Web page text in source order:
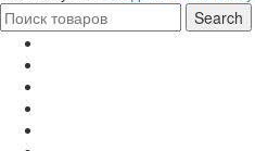
Search
for:
Search